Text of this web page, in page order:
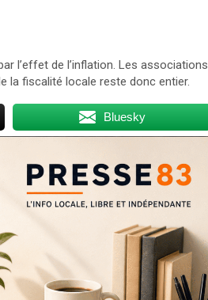
l’effet de l’inflation. Les associations
la fiscalité locale reste donc entier.
Bluesky